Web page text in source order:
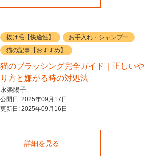
抜け毛【快適性】
お手入れ・シャンプー
猫の記事【おすすめ】
猫のブラッシング完全ガイド｜正しいや
り方と嫌がる時の対処法
永楽陽子
公開日: 2025年09月17日
更新日: 2025年09月16日
詳細を見る